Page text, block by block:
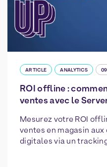
ARTICLE ANALYTICS
ROI offline :
ventes avec le
Mesurez votre ROI
ventes en magasin aux
digitales via un